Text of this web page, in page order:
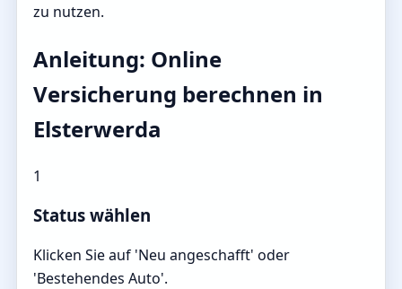
zu nutzen.
Anleitung: Online
Versicherung berechnen in
Elsterwerda
1
Status wählen
Klicken Sie auf 'Neu angeschafft' oder
'Bestehendes Auto'.